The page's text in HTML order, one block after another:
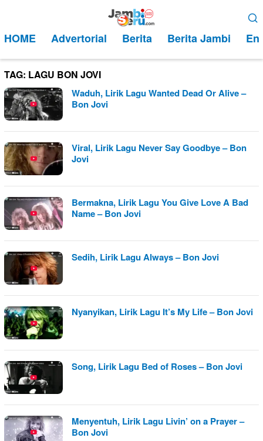
kontenMobile
HOME Advertorial Berita Berita Jambi
TAG: LAGU BON JOVI
Waduh, Lirik Lagu Wanted Dead Or Alive –
Bon Jovi
Viral, Lirik Lagu Never Say Goodbye – Bon
Jovi
Bermakna, Lirik Lagu You Give Love A Bad
Name – Bon Jovi
Sedih, Lirik Lagu Always – Bon Jovi
Nyanyikan, Lirik Lagu It’s My Life – Bon Jovi
Song, Lirik Lagu Bed of Roses – Bon Jovi
Menyentuh, Lirik Lagu Livin’ on a Prayer –
Bon Jovi